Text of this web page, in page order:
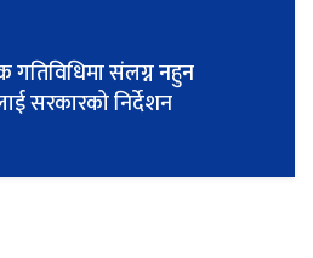
गतिविधिमा संलग्न नहुन
सरकारको निर्देशन